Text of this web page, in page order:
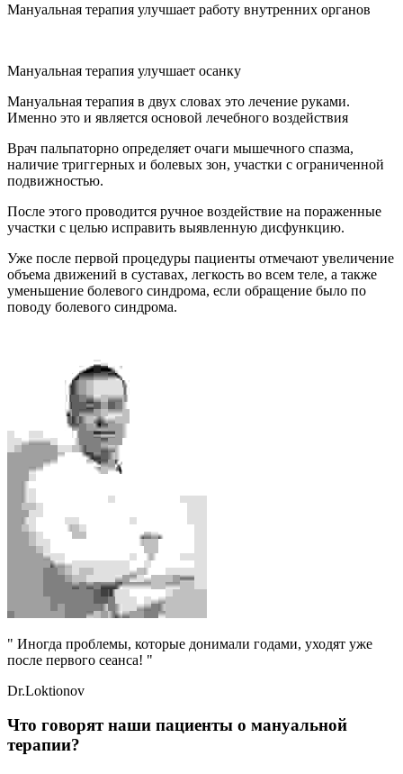
Мануальная терапия улучшает работу внутренних органов
Мануальная терапия улучшает осанку
Мануальная терапия в двух словах это лечение руками.
Именно это и является основой лечебного воздействия
Врач пальпаторно определяет очаги мышечного спазма,
наличие триггерных и болевых зон, участки с ограниченной
подвижностью.
После этого проводится ручное воздействие на пораженные
участки с целью исправить выявленную дисфункцию.
Уже после первой процедуры пациенты отмечают увеличение
объема движений в суставах, легкость во всем теле, а также
уменьшение болевого синдрома, если обращение было по
поводу болевого синдрома.
" Иногда проблемы, которые донимали годами, уходят уже
после первого сеанса! "
Dr.Loktionov
Что говорят наши пациенты о мануальной
терапии?